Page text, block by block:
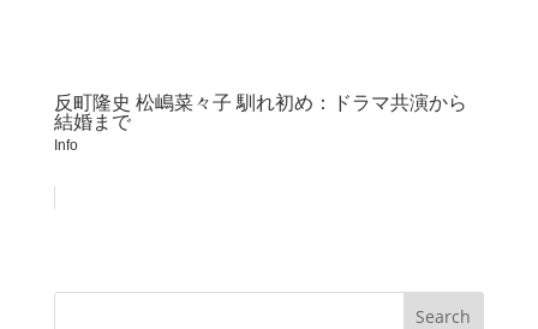
反町隆史 松嶋菜々子 馴れ初め：ドラマ共演から
結婚まで
Info
Search